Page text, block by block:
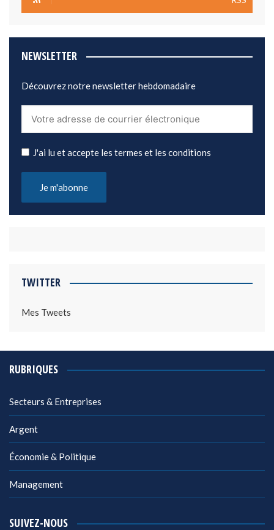
NEWSLETTER
Découvrez notre newsletter hebdomadaire
J'ai lu et accepte les termes et les conditions
TWITTER
Mes Tweets
RUBRIQUES
Secteurs & Entreprises
Argent
Économie & Politique
Management
SUIVEZ-NOUS